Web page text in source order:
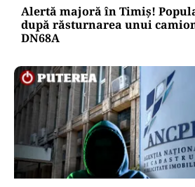
Alertă majoră în Timiș!
după răsturnarea unui
DN68A